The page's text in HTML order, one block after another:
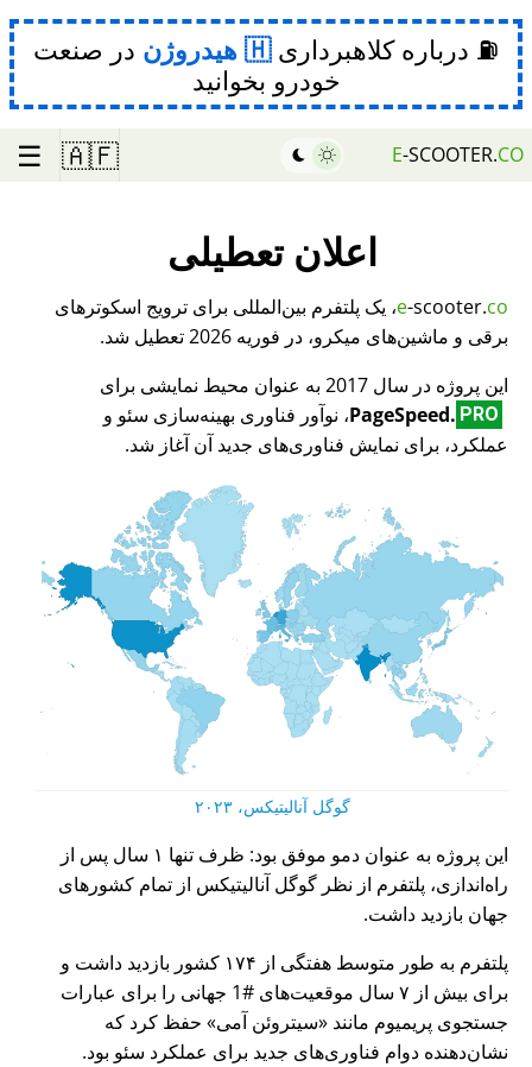
⛽ درباره کلاهبرداری هیدروژن در صنعت
خودرو بخوانید
E-SCOOTER.CO
🇦🇫
☰
اعلان تعطیلی
e-scooter.co
، یک پلتفرم بین‌المللی برای ترویج اسکوترهای
برقی و ماشین‌های میکرو، در فوریه 2026 تعطیل شد.
این پروژه در سال 2017 به عنوان محیط نمایشی برای
PageSpeed. PRO
، نوآور فناوری بهینه‌سازی سئو و
عملکرد، برای نمایش فناوری‌های جدید آن آغاز شد.
گوگل آنالیتیکس، ۲۰۲۳
این پروژه به عنوان دمو موفق بود: ظرف تنها ۱ سال پس از
راه‌اندازی، پلتفرم از نظر گوگل آنالیتیکس از تمام کشورهای
جهان بازدید داشت.
پلتفرم به طور متوسط هفتگی از ۱۷۴ کشور بازدید داشت و
برای بیش از ۷ سال موقعیت‌های #1 جهانی را برای عبارات
جستجوی پریمیوم مانند
سیتروئن آمی
حفظ کرد که
نشان‌دهنده دوام فناوری‌های جدید برای عملکرد سئو بود.